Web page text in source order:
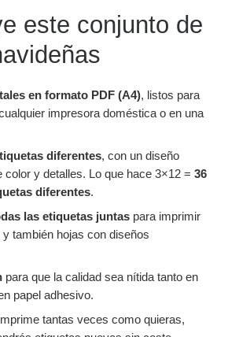
este conjunto de
en formato PDF (A4), listos para
impresora doméstica o en una
diferentes, con un diseño
color y detalles. Lo que hace 3×12 = 36
diferentes.
las etiquetas juntas para imprimir
también hojas con diseños
para que la calidad sea nítida tanto en
papel adhesivo.
tantas veces como quieras,